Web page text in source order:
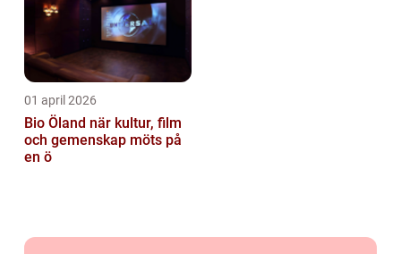
01 april 2026
Bio Öland när kultur, film
och gemenskap möts på
en ö